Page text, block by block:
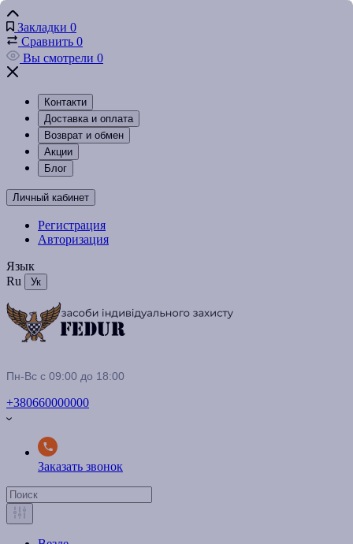
Закладки 0
Сравнить 0
Вы смотрели 0
Контакти
Доставка и оплата
Возврат и обмен
Акции
Блог
Личный кабинет
Регистрация
Авторизация
Язык
Ru
Ук
Пн-Вс с 09:00 до 18:00
+380660000000
Заказать звонок